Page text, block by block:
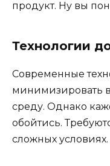
продукт. Ну вы
Технологии
Современные
минимизировать
среду. Однако
обойтись.
сложных условиях.